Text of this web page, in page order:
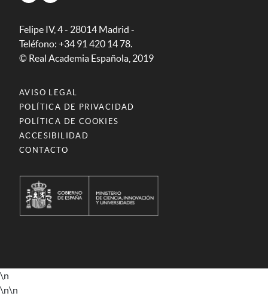
Felipe IV, 4 - 28014 Madrid -
Teléfono: +34 91 420 14 78.
© Real Academia Española, 2019
AVISO LEGAL
POLÍTICA DE PRIVACIDAD
POLÍTICA DE COOKIES
ACCESIBILIDAD
CONTACTO
\n
\n\n